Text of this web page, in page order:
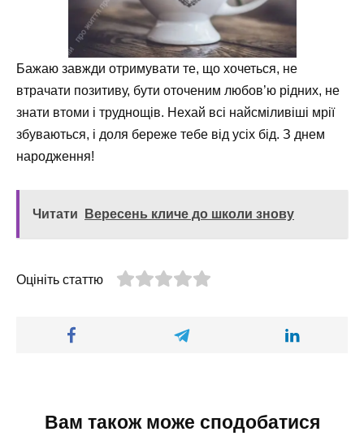
Бажаю завжди отримувати те, що хочеться, не
втрачати позитиву, бути оточеним любов’ю рідних, не
знати втоми і труднощів. Нехай всі найсміливіші мрії
збуваються, і доля береже тебе від усіх бід. З днем
народження!
Читати Вересень кличе до школи знову
Оцініть статтю
Вам також може сподобатися